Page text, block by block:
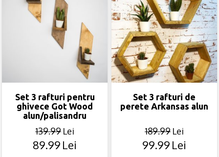
Set 3 rafturi pentru
ghivece Got Wood
alun/palisandru
139.99 Lei
Original
89.99 Lei
Current
Set 3 rafturi de
perete Arkansas alun
189.99 Lei
Original
99.99 Lei
Current